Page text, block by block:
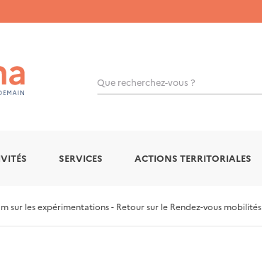
Que recherchez-vous ?
SERVICES ACTIONS TERRITORIALES
sur les expérimentations - Retour sur le Rendez-vous mobilités